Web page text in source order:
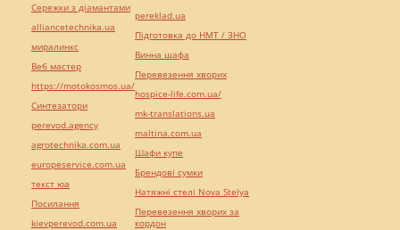
Сережки з діамантами
alliancetechnika.ua
миралинкс
Веб мастер
https://motokosmos.ua/
Синтезатори
perevod.agency
agrotechnika.com.ua
europeservice.com.ua
текст юа
Посилання
kievperevod.com.ua
pereklad.ua
Підготовка до НМТ / ЗНО
Винна шафа
Перевезення хворих
hospice-life.com.ua/
mk-translations.ua
maltina.com.ua
Шафи купе
Брендові сумки
Натяжні стелі Nova Stelya
Перевезення хворих за
кордон